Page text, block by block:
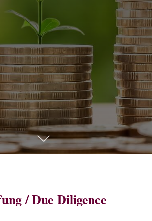
/ Due Diligence